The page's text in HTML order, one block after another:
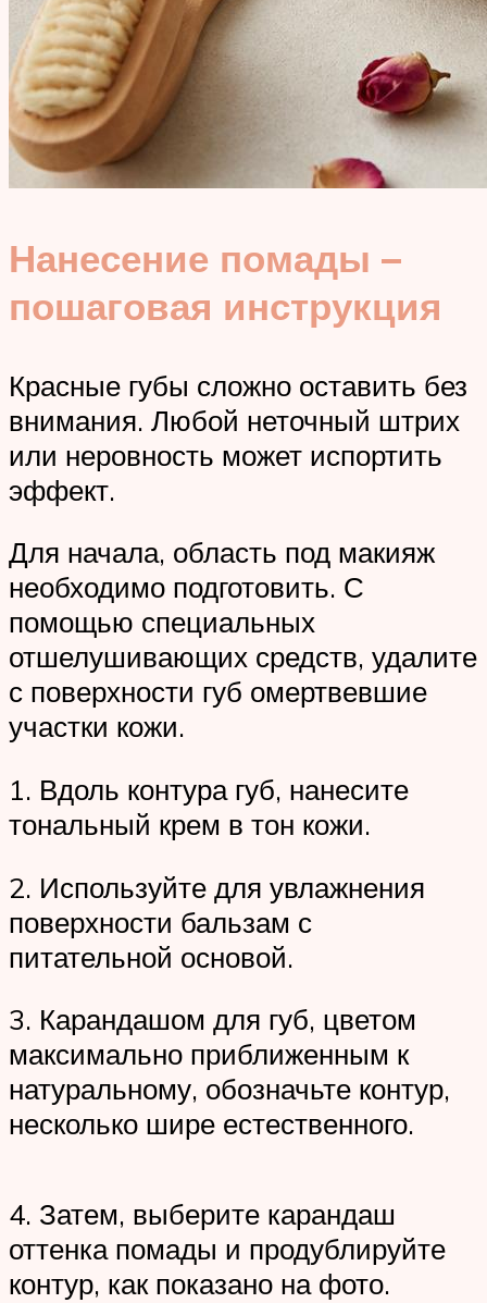
Нанесение помады –
пошаговая инструкция
Красные губы сложно оставить без
внимания. Любой неточный штрих
или неровность может испортить
эффект.
Для начала, область под макияж
необходимо подготовить. С
помощью специальных
отшелушивающих средств, удалите
с поверхности губ омертвевшие
участки кожи.
1. Вдоль контура губ, нанесите
тональный крем в тон кожи.
2. Используйте для увлажнения
поверхности бальзам с
питательной основой.
3. Карандашом для губ, цветом
максимально приближенным к
натуральному, обозначьте контур,
несколько шире естественного.
4. Затем, выберите карандаш
оттенка помады и продублируйте
контур, как показано на фото.